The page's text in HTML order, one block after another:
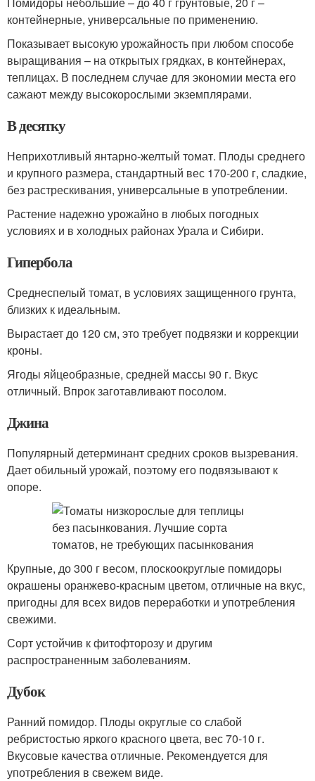
контейнерные, универсальные по применению.
Показывает высокую урожайность при любом способе
выращивания – на открытых грядках, в контейнерах,
теплицах. В последнем случае для экономии места его
сажают между высокорослыми экземплярами.
В десятку
Неприхотливый янтарно-желтый томат. Плоды среднего
и крупного размера, стандартный вес 170-200 г, сладкие,
без растрескивания, универсальные в употреблении.
Растение надежно урожайно в любых погодных
условиях и в холодных районах Урала и Сибири.
Гипербола
Среднеспелый томат, в условиях защищенного грунта,
близких к идеальным.
Вырастает до 120 см, это требует подвязки и коррекции
кроны.
Ягоды яйцеобразные, средней массы 90 г. Вкус
отличный. Впрок заготавливают посолом.
Джина
Популярный детерминант средних сроков вызревания.
Дает обильный урожай, поэтому его подвязывают к
опоре.
Крупные, до 300 г весом, плоскоокруглые помидоры
окрашены оранжево-красным цветом, отличные на вкус,
пригодны для всех видов переработки и употребления
свежими.
Сорт устойчив к фитофторозу и другим
распространенным заболеваниям.
Дубок
Ранний помидор. Плоды округлые со слабой
ребристостью яркого красного цвета, вес 70-10 г.
Вкусовые качества отличные. Рекомендуется для
употребления в свежем виде.